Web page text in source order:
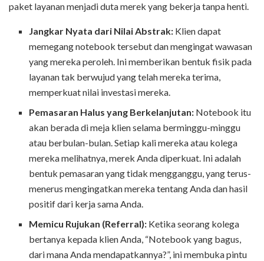
paket layanan menjadi duta merek yang bekerja tanpa henti.
Jangkar Nyata dari Nilai Abstrak: Klien dapat
memegang notebook tersebut dan mengingat wawasan
yang mereka peroleh. Ini memberikan bentuk fisik pada
layanan tak berwujud yang telah mereka terima,
memperkuat nilai investasi mereka.
Pemasaran Halus yang Berkelanjutan: Notebook itu
akan berada di meja klien selama berminggu-minggu
atau berbulan-bulan. Setiap kali mereka atau kolega
mereka melihatnya, merek Anda diperkuat. Ini adalah
bentuk pemasaran yang tidak mengganggu, yang terus-
menerus mengingatkan mereka tentang Anda dan hasil
positif dari kerja sama Anda.
Memicu Rujukan (Referral): Ketika seorang kolega
bertanya kepada klien Anda, “Notebook yang bagus,
dari mana Anda mendapatkannya?”, ini membuka pintu